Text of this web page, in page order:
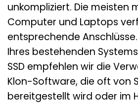
unkompliziert. Die meisten
Computer und Laptops
entsprechende
Ihres bestehenden
SSD empfehlen wir die
Klon-Software, die oft von
bereitgestellt wird oder im